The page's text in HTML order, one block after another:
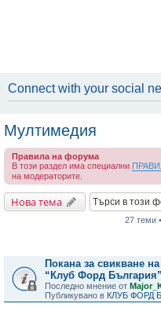
Connect with your social
Мултимедия
Правила на форума
В този раздел има специални
на модераторите.
Нова тема
27 теми
Покана за свикване
“Клуб Форд България”
Последно мнение от
Публикувано в КЛУБ ФОРД